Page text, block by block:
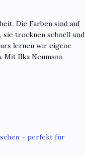
Die Farben sind auf
sie trocknen schnell und
lernen wir eigene
Mit Ilka Neumann
– perfekt für